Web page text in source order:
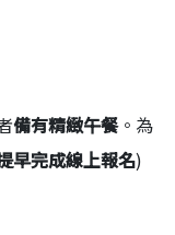
備有精緻午餐。為
早完成線上報名)